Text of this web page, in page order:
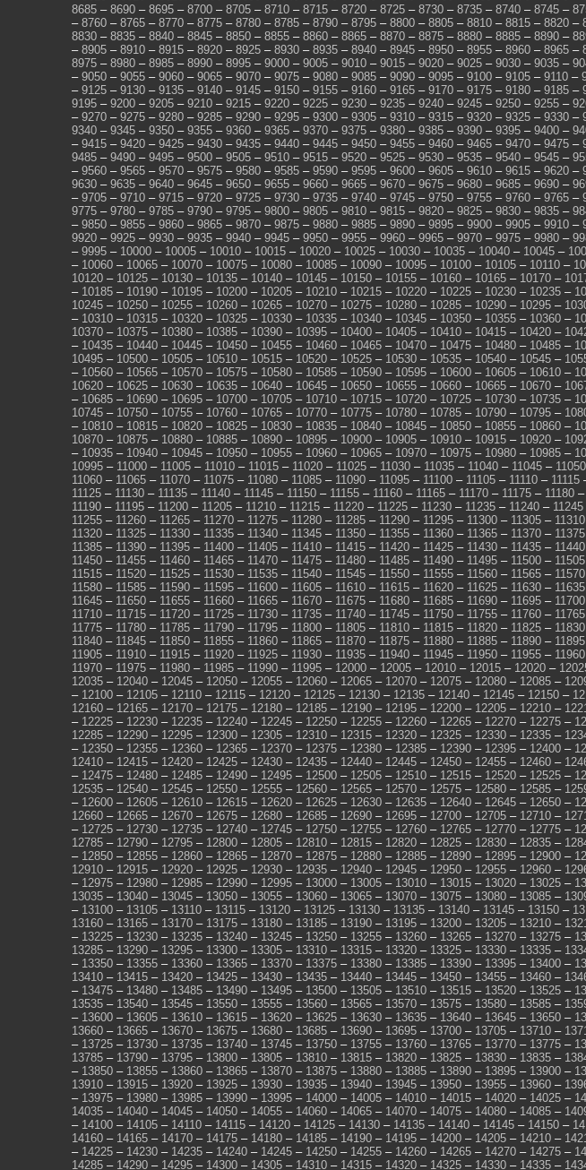
8685 – 8690 – 8695 – 8700 – 8705 – 8710 – 8715 – 8720 – 8725 – 8730 – 8735 – 8740 – 8745 –
– 8760 – 8765 – 8770 – 8775 – 8780 – 8785 – 8790 – 8795 – 8800 – 8805 – 8810 – 8815 – 8820 –
8830 – 8835 – 8840 – 8845 – 8850 – 8855 – 8860 – 8865 – 8870 – 8875 – 8880 – 8885 – 8890 –
– 8905 – 8910 – 8915 – 8920 – 8925 – 8930 – 8935 – 8940 – 8945 – 8950 – 8955 – 8960 – 8965 –
8975 – 8980 – 8985 – 8990 – 8995 – 9000 – 9005 – 9010 – 9015 – 9020 – 9025 – 9030 – 9035 –
– 9050 – 9055 – 9060 – 9065 – 9070 – 9075 – 9080 – 9085 – 9090 – 9095 – 9100 – 9105 – 9110 –
– 9125 – 9130 – 9135 – 9140 – 9145 – 9150 – 9155 – 9160 – 9165 – 9170 – 9175 – 9180 – 9185 –
9195 – 9200 – 9205 – 9210 – 9215 – 9220 – 9225 – 9230 – 9235 – 9240 – 9245 – 9250 – 9255 –
– 9270 – 9275 – 9280 – 9285 – 9290 – 9295 – 9300 – 9305 – 9310 – 9315 – 9320 – 9325 – 9330 –
9340 – 9345 – 9350 – 9355 – 9360 – 9365 – 9370 – 9375 – 9380 – 9385 – 9390 – 9395 – 9400 –
– 9415 – 9420 – 9425 – 9430 – 9435 – 9440 – 9445 – 9450 – 9455 – 9460 – 9465 – 9470 – 9475 –
9485 – 9490 – 9495 – 9500 – 9505 – 9510 – 9515 – 9520 – 9525 – 9530 – 9535 – 9540 – 9545 –
– 9560 – 9565 – 9570 – 9575 – 9580 – 9585 – 9590 – 9595 – 9600 – 9605 – 9610 – 9615 – 9620 –
9630 – 9635 – 9640 – 9645 – 9650 – 9655 – 9660 – 9665 – 9670 – 9675 – 9680 – 9685 – 9690 –
– 9705 – 9710 – 9715 – 9720 – 9725 – 9730 – 9735 – 9740 – 9745 – 9750 – 9755 – 9760 – 9765 –
9775 – 9780 – 9785 – 9790 – 9795 – 9800 – 9805 – 9810 – 9815 – 9820 – 9825 – 9830 – 9835 –
– 9850 – 9855 – 9860 – 9865 – 9870 – 9875 – 9880 – 9885 – 9890 – 9895 – 9900 – 9905 – 9910 –
9920 – 9925 – 9930 – 9935 – 9940 – 9945 – 9950 – 9955 – 9960 – 9965 – 9970 – 9975 – 9980 –
– 9995 – 10000 – 10005 – 10010 – 10015 – 10020 – 10025 – 10030 – 10035 – 10040 – 10045 –
– 10060 – 10065 – 10070 – 10075 – 10080 – 10085 – 10090 – 10095 – 10100 – 10105 – 10110 –
10120 – 10125 – 10130 – 10135 – 10140 – 10145 – 10150 – 10155 – 10160 – 10165 – 10170 –
– 10185 – 10190 – 10195 – 10200 – 10205 – 10210 – 10215 – 10220 – 10225 – 10230 – 10235 –
10245 – 10250 – 10255 – 10260 – 10265 – 10270 – 10275 – 10280 – 10285 – 10290 – 10295 –
– 10310 – 10315 – 10320 – 10325 – 10330 – 10335 – 10340 – 10345 – 10350 – 10355 – 10360 –
10370 – 10375 – 10380 – 10385 – 10390 – 10395 – 10400 – 10405 – 10410 – 10415 – 10420 –
– 10435 – 10440 – 10445 – 10450 – 10455 – 10460 – 10465 – 10470 – 10475 – 10480 – 10485 –
10495 – 10500 – 10505 – 10510 – 10515 – 10520 – 10525 – 10530 – 10535 – 10540 – 10545 –
– 10560 – 10565 – 10570 – 10575 – 10580 – 10585 – 10590 – 10595 – 10600 – 10605 – 10610 –
10620 – 10625 – 10630 – 10635 – 10640 – 10645 – 10650 – 10655 – 10660 – 10665 – 10670 –
– 10685 – 10690 – 10695 – 10700 – 10705 – 10710 – 10715 – 10720 – 10725 – 10730 – 10735 –
10745 – 10750 – 10755 – 10760 – 10765 – 10770 – 10775 – 10780 – 10785 – 10790 – 10795 –
– 10810 – 10815 – 10820 – 10825 – 10830 – 10835 – 10840 – 10845 – 10850 – 10855 – 10860 –
10870 – 10875 – 10880 – 10885 – 10890 – 10895 – 10900 – 10905 – 10910 – 10915 – 10920 –
– 10935 – 10940 – 10945 – 10950 – 10955 – 10960 – 10965 – 10970 – 10975 – 10980 – 10985 –
10995 – 11000 – 11005 – 11010 – 11015 – 11020 – 11025 – 11030 – 11035 – 11040 – 11045 – 11050
11060 – 11065 – 11070 – 11075 – 11080 – 11085 – 11090 – 11095 – 11100 – 11105 – 11110 – 11115
11125 – 11130 – 11135 – 11140 – 11145 – 11150 – 11155 – 11160 – 11165 – 11170 – 11175 – 11180 –
11190 – 11195 – 11200 – 11205 – 11210 – 11215 – 11220 – 11225 – 11230 – 11235 – 11240 – 11245
11255 – 11260 – 11265 – 11270 – 11275 – 11280 – 11285 – 11290 – 11295 – 11300 – 11305 – 11310
11320 – 11325 – 11330 – 11335 – 11340 – 11345 – 11350 – 11355 – 11360 – 11365 – 11370 – 11375
11385 – 11390 – 11395 – 11400 – 11405 – 11410 – 11415 – 11420 – 11425 – 11430 – 11435 – 11440
11450 – 11455 – 11460 – 11465 – 11470 – 11475 – 11480 – 11485 – 11490 – 11495 – 11500 – 11505
11515 – 11520 – 11525 – 11530 – 11535 – 11540 – 11545 – 11550 – 11555 – 11560 – 11565 – 11570
11580 – 11585 – 11590 – 11595 – 11600 – 11605 – 11610 – 11615 – 11620 – 11625 – 11630 – 11635
11645 – 11650 – 11655 – 11660 – 11665 – 11670 – 11675 – 11680 – 11685 – 11690 – 11695 – 11700
11710 – 11715 – 11720 – 11725 – 11730 – 11735 – 11740 – 11745 – 11750 – 11755 – 11760 – 11765
11775 – 11780 – 11785 – 11790 – 11795 – 11800 – 11805 – 11810 – 11815 – 11820 – 11825 – 11830
11840 – 11845 – 11850 – 11855 – 11860 – 11865 – 11870 – 11875 – 11880 – 11885 – 11890 – 11895
11905 – 11910 – 11915 – 11920 – 11925 – 11930 – 11935 – 11940 – 11945 – 11950 – 11955 – 11960
11970 – 11975 – 11980 – 11985 – 11990 – 11995 – 12000 – 12005 – 12010 – 12015 – 12020 –
12035 – 12040 – 12045 – 12050 – 12055 – 12060 – 12065 – 12070 – 12075 – 12080 – 12085 –
– 12100 – 12105 – 12110 – 12115 – 12120 – 12125 – 12130 – 12135 – 12140 – 12145 – 12150 –
12160 – 12165 – 12170 – 12175 – 12180 – 12185 – 12190 – 12195 – 12200 – 12205 – 12210 –
– 12225 – 12230 – 12235 – 12240 – 12245 – 12250 – 12255 – 12260 – 12265 – 12270 – 12275 –
12285 – 12290 – 12295 – 12300 – 12305 – 12310 – 12315 – 12320 – 12325 – 12330 – 12335 –
– 12350 – 12355 – 12360 – 12365 – 12370 – 12375 – 12380 – 12385 – 12390 – 12395 – 12400 –
12410 – 12415 – 12420 – 12425 – 12430 – 12435 – 12440 – 12445 – 12450 – 12455 – 12460 –
– 12475 – 12480 – 12485 – 12490 – 12495 – 12500 – 12505 – 12510 – 12515 – 12520 – 12525 –
12535 – 12540 – 12545 – 12550 – 12555 – 12560 – 12565 – 12570 – 12575 – 12580 – 12585 –
– 12600 – 12605 – 12610 – 12615 – 12620 – 12625 – 12630 – 12635 – 12640 – 12645 – 12650 –
12660 – 12665 – 12670 – 12675 – 12680 – 12685 – 12690 – 12695 – 12700 – 12705 – 12710 –
– 12725 – 12730 – 12735 – 12740 – 12745 – 12750 – 12755 – 12760 – 12765 – 12770 – 12775 –
12785 – 12790 – 12795 – 12800 – 12805 – 12810 – 12815 – 12820 – 12825 – 12830 – 12835 –
– 12850 – 12855 – 12860 – 12865 – 12870 – 12875 – 12880 – 12885 – 12890 – 12895 – 12900 –
12910 – 12915 – 12920 – 12925 – 12930 – 12935 – 12940 – 12945 – 12950 – 12955 – 12960 –
– 12975 – 12980 – 12985 – 12990 – 12995 – 13000 – 13005 – 13010 – 13015 – 13020 – 13025 –
13035 – 13040 – 13045 – 13050 – 13055 – 13060 – 13065 – 13070 – 13075 – 13080 – 13085 –
– 13100 – 13105 – 13110 – 13115 – 13120 – 13125 – 13130 – 13135 – 13140 – 13145 – 13150 –
13160 – 13165 – 13170 – 13175 – 13180 – 13185 – 13190 – 13195 – 13200 – 13205 – 13210 –
– 13225 – 13230 – 13235 – 13240 – 13245 – 13250 – 13255 – 13260 – 13265 – 13270 – 13275 –
13285 – 13290 – 13295 – 13300 – 13305 – 13310 – 13315 – 13320 – 13325 – 13330 – 13335 –
– 13350 – 13355 – 13360 – 13365 – 13370 – 13375 – 13380 – 13385 – 13390 – 13395 – 13400 –
13410 – 13415 – 13420 – 13425 – 13430 – 13435 – 13440 – 13445 – 13450 – 13455 – 13460 –
– 13475 – 13480 – 13485 – 13490 – 13495 – 13500 – 13505 – 13510 – 13515 – 13520 – 13525 –
13535 – 13540 – 13545 – 13550 – 13555 – 13560 – 13565 – 13570 – 13575 – 13580 – 13585 –
– 13600 – 13605 – 13610 – 13615 – 13620 – 13625 – 13630 – 13635 – 13640 – 13645 – 13650 –
13660 – 13665 – 13670 – 13675 – 13680 – 13685 – 13690 – 13695 – 13700 – 13705 – 13710 –
– 13725 – 13730 – 13735 – 13740 – 13745 – 13750 – 13755 – 13760 – 13765 – 13770 – 13775 –
13785 – 13790 – 13795 – 13800 – 13805 – 13810 – 13815 – 13820 – 13825 – 13830 – 13835 –
– 13850 – 13855 – 13860 – 13865 – 13870 – 13875 – 13880 – 13885 – 13890 – 13895 – 13900 –
13910 – 13915 – 13920 – 13925 – 13930 – 13935 – 13940 – 13945 – 13950 – 13955 – 13960 –
– 13975 – 13980 – 13985 – 13990 – 13995 – 14000 – 14005 – 14010 – 14015 – 14020 – 14025 –
14035 – 14040 – 14045 – 14050 – 14055 – 14060 – 14065 – 14070 – 14075 – 14080 – 14085 –
– 14100 – 14105 – 14110 – 14115 – 14120 – 14125 – 14130 – 14135 – 14140 – 14145 – 14150 –
14160 – 14165 – 14170 – 14175 – 14180 – 14185 – 14190 – 14195 – 14200 – 14205 – 14210 –
– 14225 – 14230 – 14235 – 14240 – 14245 – 14250 – 14255 – 14260 – 14265 – 14270 – 14275 –
14285 – 14290 – 14295 – 14300 – 14305 – 14310 – 14315 – 14320 – 14325 – 14330 – 14335 –